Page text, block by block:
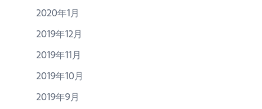
2020年1月
2019年12月
2019年11月
2019年10月
2019年9月